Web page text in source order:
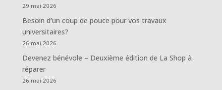
29 mai 2026
Besoin d’un coup de pouce pour vos travaux
universitaires?
26 mai 2026
Devenez bénévole – Deuxième édition de La Shop à
réparer
26 mai 2026